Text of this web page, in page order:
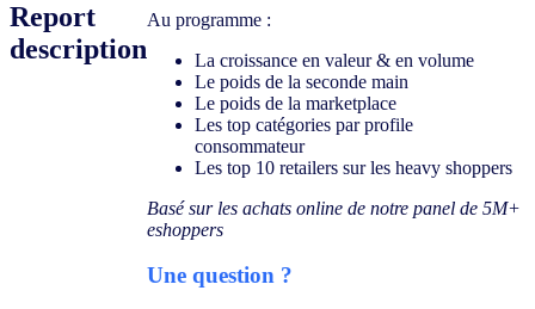
Report
description
Au programme :
La croissance en valeur & en volume
Le poids de la seconde main
Le poids de la marketplace
Les top catégories par profile
consommateur
Les top 10 retailers sur les heavy shoppers
Basé sur les achats online de notre panel de 5M+
eshoppers
Une question ?